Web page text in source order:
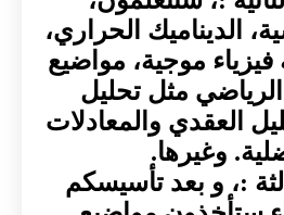
الديناميك الحراري،
فيزياء موجية، مواضيع
مثل تحليل
العقدي والمعادلات
وغيرها.
:، و بعد تأسيسكم